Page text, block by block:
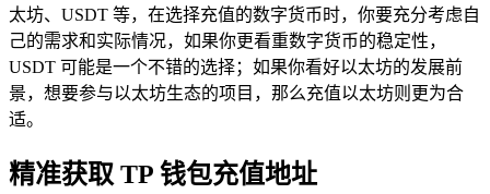
太坊、USDT 等，在选择充值的数字货币时，你要充分考虑自
己的需求和实际情况，如果你更看重数字货币的稳定性，
USDT 可能是一个不错的选择；如果你看好以太坊的发展前
景，想要参与以太坊生态的项目，那么充值以太坊则更为合
适。
精准获取 TP 钱包充值地址